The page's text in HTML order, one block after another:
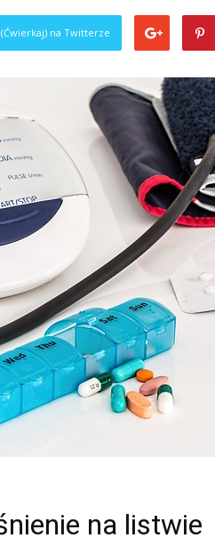
na Twitterze
na listwie